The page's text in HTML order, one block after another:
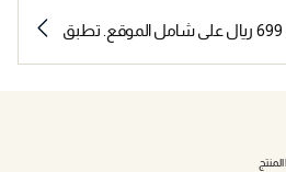
عند التسوق بقيمة 699 ريال على شامل الموقع. تطبق